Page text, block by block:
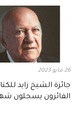
26 مايو 2023
الفائزون يسجلون